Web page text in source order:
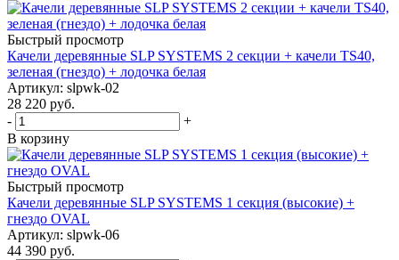
Быстрый просмотр
Качели деревянные SLP SYSTEMS 2 секции + качели TS40,
зеленая (гнездо) + лодочка белая
Артикул: slpwk-02
28 220 руб.
-
+
В корзину
Быстрый просмотр
Качели деревянные SLP SYSTEMS 1 секция (высокие) +
гнездо OVAL
Артикул: slpwk-06
44 390 руб.